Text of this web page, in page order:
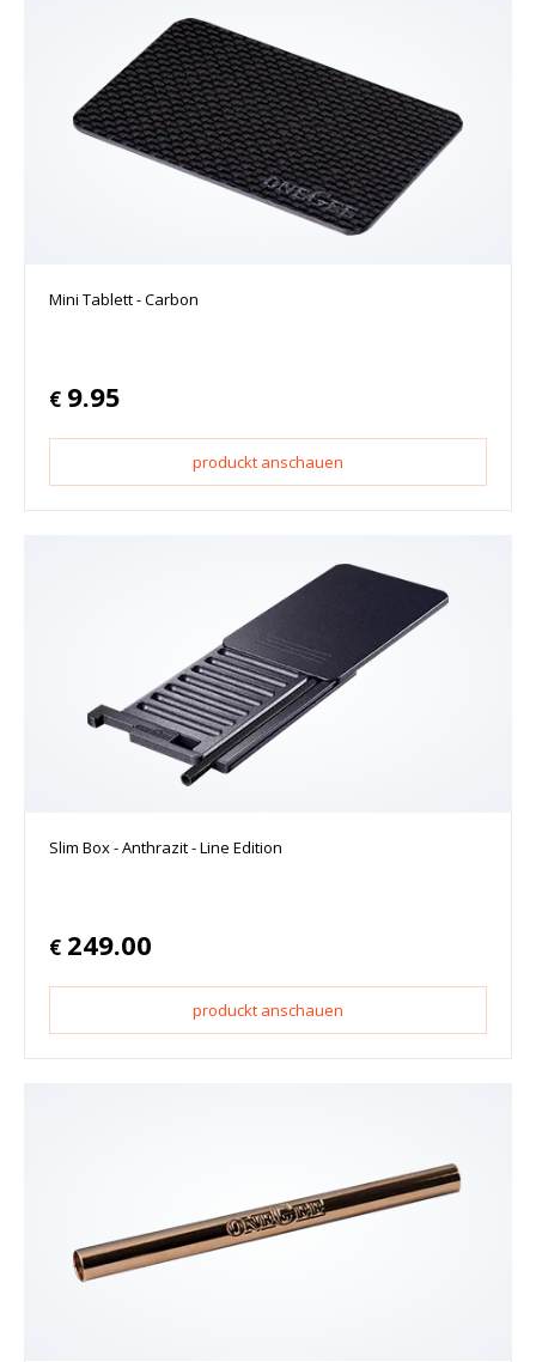
Mini Tablett - Carbon
€ 9.95
produckt anschauen
Slim Box - Anthrazit - Line Edition
€ 249.00
produckt anschauen